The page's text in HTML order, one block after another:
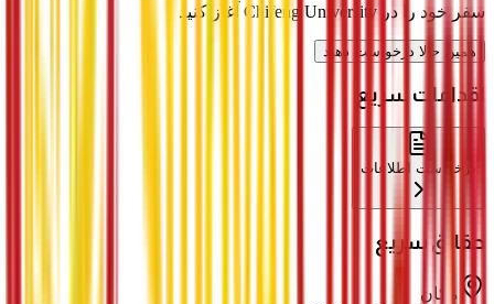
سفر خود را در Chifeng University آغاز کنید
همین حالا درخواست دهید
اقدامات سریع
درخواست اطلاعات
حقائق سریع
مکان